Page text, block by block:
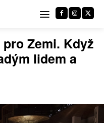
pro Zemi. Když
lidem a